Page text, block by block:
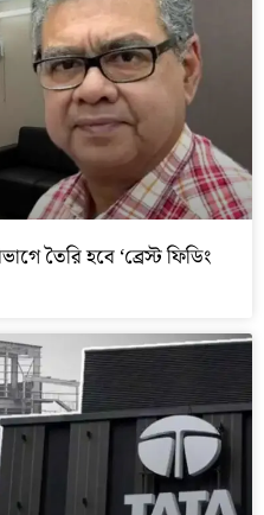
তৈরি হবে ‘ব্রেস্ট ফিডিং